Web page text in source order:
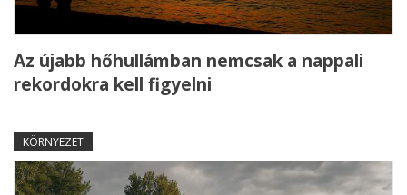
Az újabb hőhullámban nemcsak a nappali
rekordokra kell figyelni
KÖRNYEZET